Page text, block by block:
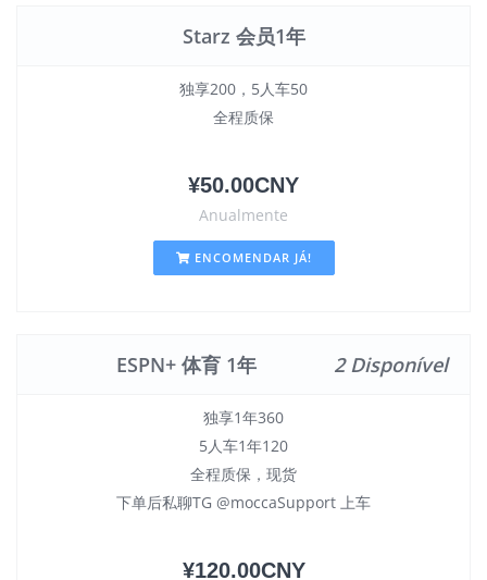
Starz 会员1年
独享200，5人车50
全程质保
¥50.00CNY
Anualmente
ENCOMENDAR JÁ!
ESPN+ 体育 1年 2 Disponível
独享1年360
5人车1年120
全程质保，现货
下单后私聊TG @moccaSupport 上车
¥120.00CNY